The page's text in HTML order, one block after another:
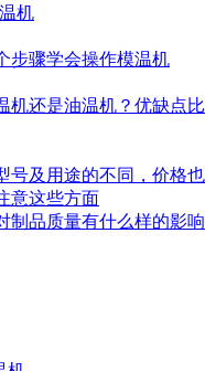
机
步骤学会操作模温机
机还是油温机？优缺点
号及用途的不同，价格
意这些方面
制品质量有什么样的影响